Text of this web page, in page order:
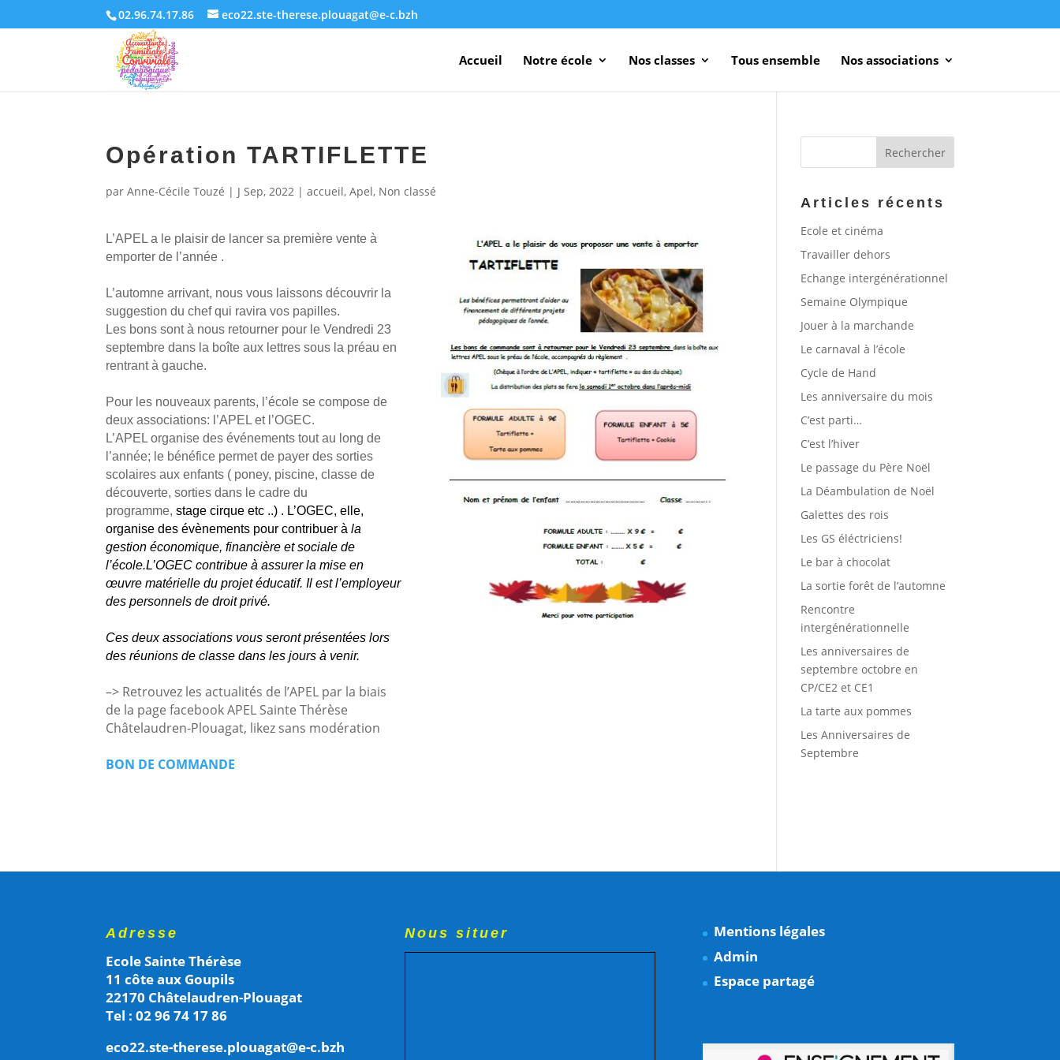
02.96.74.17.86 eco22.ste-therese.plouagat@e-c.bzh
Accueil Notre école Nos classes Tous ensemble Nos associations
Opération TARTIFLETTE
parAnne-Cécile Touzé | J Sep, 2022 |accueil,Apel, Non classé
L’APEL a le plaisir de lancer sa première vente à
emporter de l’année .
L’automne arrivant, nous vous laissons découvrir la
suggestion du chef qui ravira vos papilles.
Les bons sont à nous retourner pour le Vendredi 23
septembre dans la boîte aux lettres sous la préau en
rentrant à gauche.
Pour les nouveaux parents, l’école se compose de
deux associations: l’APEL et l’OGEC.
L’APEL organise des événements tout au long de
l’année; le bénéfice permet de payer des sorties
scolaires aux enfants ( poney, piscine, classe de
découverte, sorties dans le cadre du
programme,stage cirque etc ..) . L’OGEC, elle,
organise des évènements pour contribuer à la
gestion économique, financière et sociale de
l’école.L’OGEC contribue à assurer la mise en
œuvre matérielle du projet éducatif. Il est l’employeur
des personnels de droit privé.
Ces deux associations vous seront présentées lors
des réunions de classe dans les jours à venir.
–> Retrouvez les actualités de l’APEL par la biais
de la page facebook APEL Sainte Thérèse
Châtelaudren-Plouagat, likez sans modération
BON DE COMMANDE
Articles récents
Ecole et cinéma
Travailler dehors
Echange intergénérationnel
Semaine Olympique
Jouer à la marchande
Le carnaval à l’école
Cycle de Hand
Les anniversaire du mois
C’est parti…
C’est l’hiver
Le passage du Père Noël
La Déambulation de Noël
Galettes des rois
Les GS éléctriciens!
Le bar à chocolat
La sortie forêt de l’automne
Rencontre
intergénérationnelle
Les anniversaires de
septembre octobre en
CP/CE2 et CE1
La tarte aux pommes
Les Anniversaires de
Septembre
Adresse
Ecole Sainte Thérèse
11 côte aux Goupils
22170 Châtelaudren-Plouagat
Tel : 02 96 74 17 86
eco22.ste-therese.plouagat@e-c.bzh
Nous situer
Mentions légales
Admin
Espace partagé